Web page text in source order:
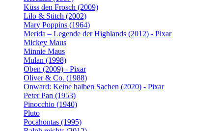
Küss den Frosch (2009)
Lilo & Stitch (2002)
Mary Poppins (1964)
Merida – Legende der Highlands (2012) - Pixar
Mickey Maus
Minnie Maus
Mulan (1998)
Oben (2009) - Pixar
Oliver & Co. (1988)
Onward: Keine halben Sachen (2020) - Pixar
Peter Pan (1953)
Pinocchio (1940)
Pluto
Pocahontas (1995)